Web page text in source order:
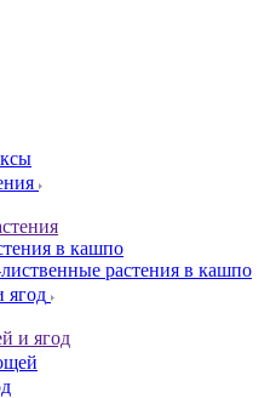
в кашпо
растения в кашпо
ягод
и ягод